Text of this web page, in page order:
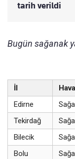
tarih verildi
Bugün sağanak
İl
Edirne
Tekirdağ
Bilecik
Bolu